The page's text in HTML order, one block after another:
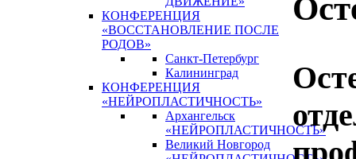
КОНФЕРЕНЦИЯ
«ВОССТАНОВЛЕНИЕ ПОСЛЕ
РОДОВ»
Санкт-Петербург
Калининград
КОНФЕРЕНЦИЯ
«НЕЙРОПЛАСТИЧНОСТЬ»
Архангельск
«НЕЙРОПЛАСТИЧНОСТЬ»
Великий Новгород